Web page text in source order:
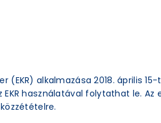
(EKR) alkalmazása 2018. április
használatával folytathat le.